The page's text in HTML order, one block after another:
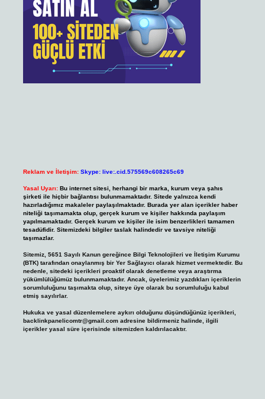
Reklam ve İletişim: Skype: live:.cid.575569c608265c69
Yasal Uyarı: Bu internet sitesi, herhangi bir marka, kurum veya şahıs
şirketi ile hiçbir bağlantısı bulunmamaktadır. Sitede yalnızca kendi
hazırladığımız makaleler paylaşılmaktadır. Burada yer alan içerikler haber
niteliği taşımamakta olup, gerçek kurum ve kişiler hakkında paylaşım
yapılmamaktadır. Gerçek kurum ve kişiler ile isim benzerlikleri tamamen
tesadüfidir. Sitemizdeki bilgiler taslak halindedir ve tavsiye niteliği
taşımazlar.
Sitemiz, 5651 Sayılı Kanun gereğince Bilgi Teknolojileri ve İletişim Kurumu
(BTK) tarafından onaylanmış bir Yer Sağlayıcı olarak hizmet vermektedir. Bu
nedenle, sitedeki içerikleri proaktif olarak denetleme veya araştırma
yükümlülüğümüz bulunmamaktadır. Ancak, üyelerimiz yazdıkları içeriklerin
sorumluluğunu taşımakta olup, siteye üye olarak bu sorumluluğu kabul
etmiş sayılırlar.
Hukuka ve yasal düzenlemelere aykırı olduğunu düşündüğünüz içerikleri,
backlinkpanelicomtr@gmail.comadresine bildirmeniz halinde, ilgili
içerikler yasal süre içerisinde sitemizden kaldırılacaktır.